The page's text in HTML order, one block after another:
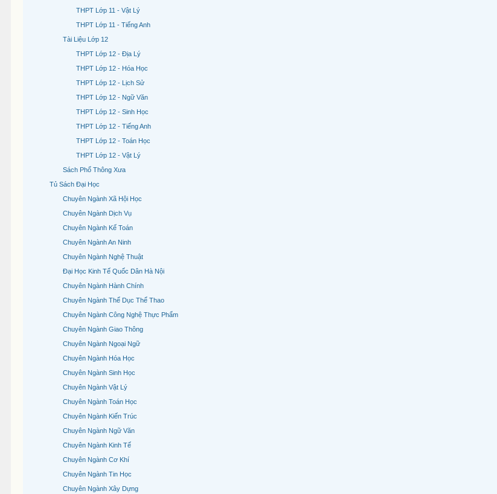
THPT Lớp 11 - Vật Lý
THPT Lớp 11 - Tiếng Anh
Tài Liệu Lớp 12
THPT Lớp 12 - Địa Lý
THPT Lớp 12 - Hóa Học
THPT Lớp 12 - Lịch Sử
THPT Lớp 12 - Ngữ Văn
THPT Lớp 12 - Sinh Học
THPT Lớp 12 - Tiếng Anh
THPT Lớp 12 - Toán Học
THPT Lớp 12 - Vật Lý
Sách Phổ Thông Xưa
Tủ Sách Đại Học
Chuyên Ngành Xã Hội Học
Chuyên Ngành Dịch Vụ
Chuyên Ngành Kế Toán
Chuyên Ngành An Ninh
Chuyên Ngành Nghệ Thuật
Đại Học Kinh Tế Quốc Dân Hà Nội
Chuyên Ngành Hành Chính
Chuyên Ngành Thể Dục Thể Thao
Chuyên Ngành Công Nghệ Thực Phẩm
Chuyên Ngành Giao Thông
Chuyên Ngành Ngoại Ngữ
Chuyên Ngành Hóa Học
Chuyên Ngành Sinh Học
Chuyên Ngành Vật Lý
Chuyên Ngành Toán Học
Chuyên Ngành Kiến Trúc
Chuyên Ngành Ngữ Văn
Chuyên Ngành Kinh Tế
Chuyên Ngành Cơ Khí
Chuyên Ngành Tin Học
Chuyên Ngành Xây Dựng